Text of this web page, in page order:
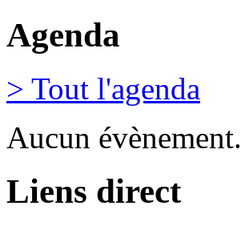
Agenda
> Tout l'agenda
Aucun évènement.
Liens direct